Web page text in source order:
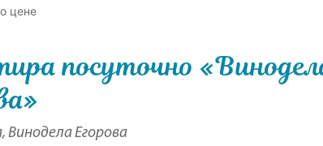
цене
посуточно
Винодела Егорова